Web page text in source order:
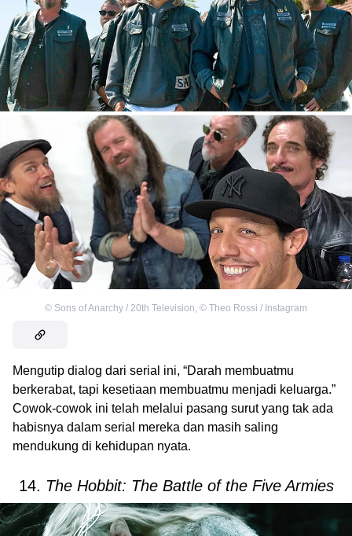
© Sons of Anarchy / 20th Television © Theo Rossi / Instagram
Mengutip dialog dari serial ini, “Darah membuatmu
berkerabat, tapi kesetiaan membuatmu menjadi keluarga.”
Cowok-cowok ini telah melalui pasang surut yang tak ada
habisnya dalam serial mereka dan masih saling
mendukung di kehidupan nyata.
14. The Hobbit: The Battle of the Five Armies